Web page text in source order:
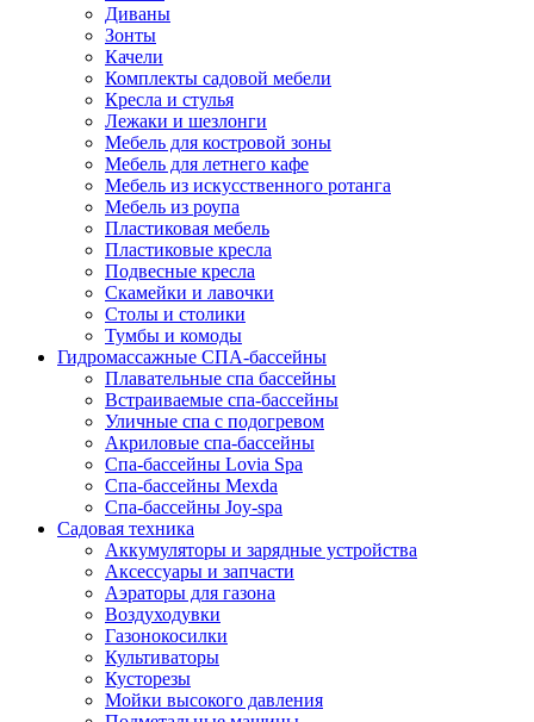
Диваны
Зонты
Качели
Комплекты садовой мебели
Кресла и стулья
Лежаки и шезлонги
Мебель для костровой зоны
Мебель для летнего кафе
Мебель из искусственного ротанга
Мебель из роупа
Пластиковая мебель
Пластиковые кресла
Подвесные кресла
Скамейки и лавочки
Столы и столики
Тумбы и комоды
Гидромассажные СПА-бассейны
Плавательные спа бассейны
Встраиваемые спа-бассейны
Уличные спа с подогревом
Акриловые спа-бассейны
Спа-бассейны Lovia Spa
Спа-бассейны Mexda
Спа-бассейны Joy-spa
Садовая техника
Аккумуляторы и зарядные устройства
Аксессуары и запчасти
Аэраторы для газона
Воздуходувки
Газонокосилки
Культиваторы
Кусторезы
Мойки высокого давления